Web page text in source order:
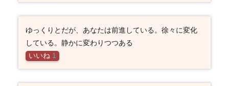
ゆっくりとだが、あなたは前進している。徐々に変化
している。静かに変わりつつある
いいね 1